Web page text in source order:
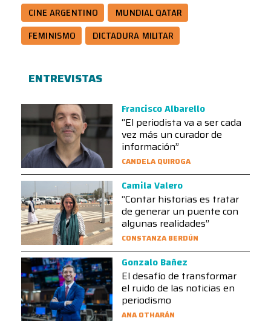
CINE ARGENTINO
MUNDIAL QATAR
FEMINISMO
DICTADURA MILITAR
ENTREVISTAS
Francisco Albarello
“El periodista va a ser cada
vez más un curador de
información”
CANDELA QUIROGA
Camila Valero
“Contar historias es tratar
de generar un puente con
algunas realidades”
CONSTANZA BERDÚN
Gonzalo Bañez
El desafío de transformar
el ruido de las noticias en
periodismo
ANA OTHARÁN